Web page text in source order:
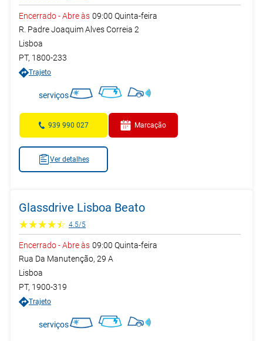
Encerrado-Abre às 09:00 Quinta-feira
R. Padre Joaquim Alves Correia 2
Lisboa
PT, 1800-233
Trajeto
serviços
939 990 027 Marcação
Ver detalhes
Glassdrive Lisboa Beato
4.5/5
Encerrado-Abre às 09:00 Quinta-feira
Rua Da Manutenção, 29 A
Lisboa
PT, 1900-319
Trajeto
serviços